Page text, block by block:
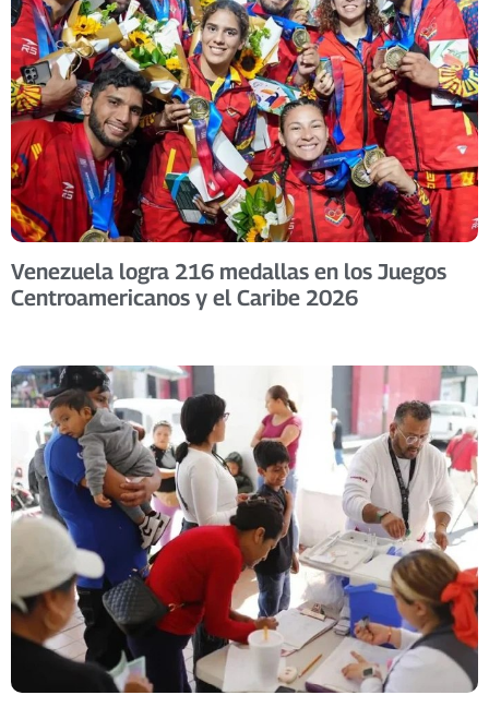
Venezuela logra 216 medallas en los Juegos
Centroamericanos y el Caribe 2026